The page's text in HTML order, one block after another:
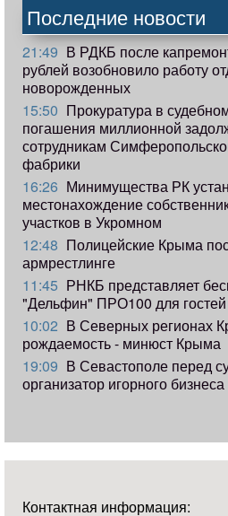
Последние новости
21:49 В РДКБ после
рублей возобновило работу
новорожденных
15:50 Прокуратура в
погашения миллионной
сотрудникам
фабрики
16:26 Минимущества РК
местонахождение
участков в Укромном
12:48 Полицейские Крыма
армрестлинге
11:45 РНКБ представляет
"Дельфин" ПРО100 для гостей
10:02 В Северных регионах
рождаемость - минюст Крыма
19:09 В Севастополе перед
организатор игорного бизнеса
Контактная информация: